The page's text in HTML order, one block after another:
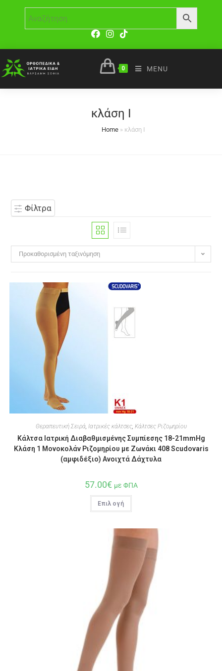
0 MENU
κλάση Ι
Home » κλάση Ι
Φίλτρα
Προκαθορισμένη ταξινόμηση
Θεραπευτική Σειρά, Ιατρικές κάλτσες, Κάλτσες Ριζομηρίου
Κάλτσα Ιατρική Διαβαθμισμένης Συμπίεσης 18-21mmHg
Κλάση 1 Μονοκολάν Ριζομηρίου με Ζωνάκι 408 Scudovaris
(αμφιδέξιο) Ανοιχτά Δάχτυλα
57.00€ με ΦΠΑ
Επιλογή